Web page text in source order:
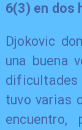
6(3) en dos
Djokovic
una buena
tuvo varias
encuentro,